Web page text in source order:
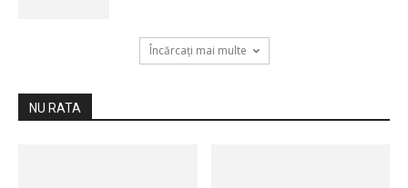
Încărcați mai multe
NU RATA